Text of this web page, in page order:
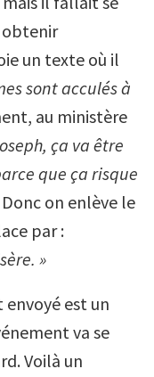
obtenir
un texte où il
sont acculés à
au ministère
ça va être
que ça risque
on enlève le
par :
»
envoyé est un
va se
Voilà un